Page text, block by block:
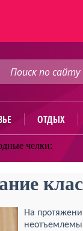
ОТДЫХ
челки:
На